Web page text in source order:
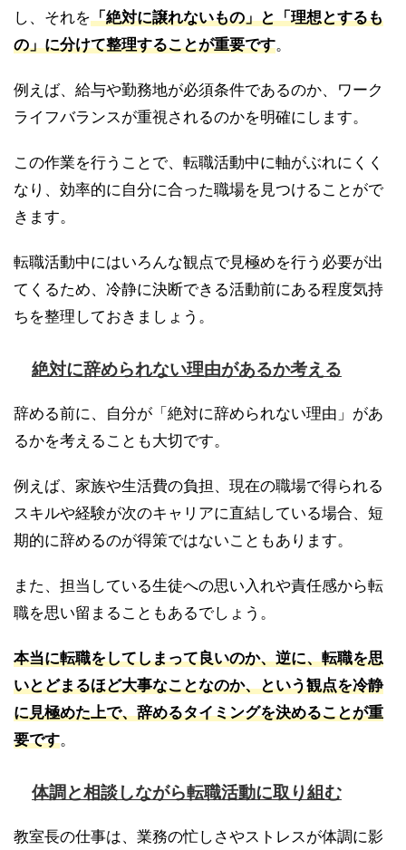
し、それを「絶対に譲れないもの」と「理想とするも
の」に分けて整理することが重要です。
例えば、給与や勤務地が必須条件であるのか、ワーク
ライフバランスが重視されるのかを明確にします。
この作業を行うことで、転職活動中に軸がぶれにくく
なり、効率的に自分に合った職場を見つけることがで
きます。
転職活動中にはいろんな観点で見極めを行う必要が出
てくるため、冷静に決断できる活動前にある程度気持
ちを整理しておきましょう。
絶対に辞められない理由があるか考える
辞める前に、自分が「絶対に辞められない理由」があ
るかを考えることも大切です。
例えば、家族や生活費の負担、現在の職場で得られる
スキルや経験が次のキャリアに直結している場合、短
期的に辞めるのが得策ではないこともあります。
また、担当している生徒への思い入れや責任感から転
職を思い留まることもあるでしょう。
本当に転職をしてしまって良いのか、逆に、転職を思
いとどまるほど大事なことなのか、という観点を冷静
に見極めた上で、辞めるタイミングを決めることが重
要です。
体調と相談しながら転職活動に取り組む
教室長の仕事は、業務の忙しさやストレスが体調に影